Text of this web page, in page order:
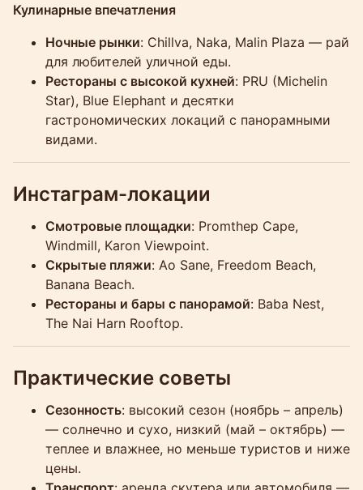
Кулинарные впечатления
Ночные рынки: Chillva, Naka, Malin Plaza — рай
для любителей уличной еды.
Рестораны с высокой кухней: PRU (Michelin
Star), Blue Elephant и десятки
гастрономических локаций с панорамными
видами.
Инстаграм-локации
Смотровые площадки: Promthep Cape,
Windmill, Karon Viewpoint.
Скрытые пляжи: Ao Sane, Freedom Beach,
Banana Beach.
Рестораны и бары с панорамой: Baba Nest,
The Nai Harn Rooftop.
Практические советы
Сезонность: высокий сезон (ноябрь – апрель)
— солнечно и сухо, низкий (май – октябрь) —
теплее и влажнее, но меньше туристов и ниже
цены.